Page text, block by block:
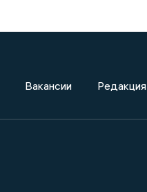
Вакансии Редакция